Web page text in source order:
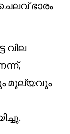
ഭാരം
വില
മൂല്യവും